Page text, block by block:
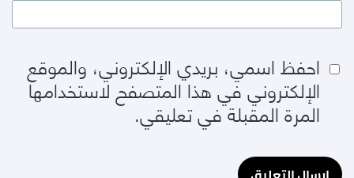
احفظ اسمي، بريدي الإلكتروني، والموقع
الإلكتروني في هذا المتصفح لاستخدامها
المرة المقبلة في تعليقي.